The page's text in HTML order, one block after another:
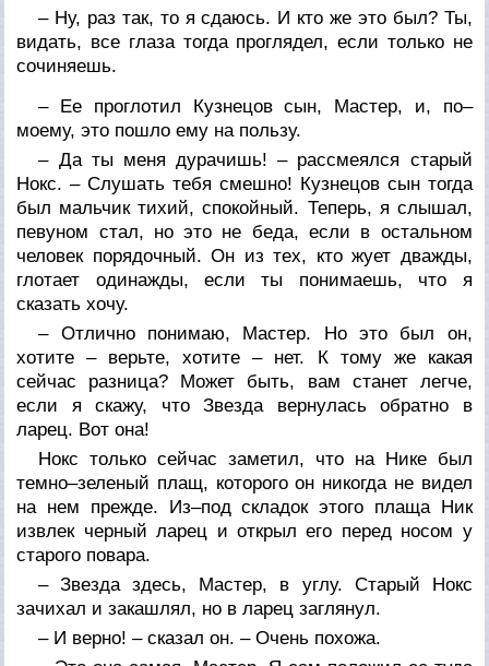
– Ну, раз так, то я сдаюсь. И кто же это был? Ты,
видать, все глаза тогда проглядел, если только не
сочиняешь.
– Ее проглотил Кузнецов сын, Мастер, и, по–
моему, это пошло ему на пользу.
– Да ты меня дурачишь! – рассмеялся старый
Нокс. – Слушать тебя смешно! Кузнецов сын тогда
был мальчик тихий, спокойный. Теперь, я слышал,
певуном стал, но это не беда, если в остальном
человек порядочный. Он из тех, кто жует дважды,
глотает одинажды, если ты понимаешь, что я
сказать хочу.
– Отлично понимаю, Мастер. Но это был он,
хотите – верьте, хотите – нет. К тому же какая
сейчас разница? Может быть, вам станет легче,
если я скажу, что Звезда вернулась обратно в
ларец. Вот она!
Нокс только сейчас заметил, что на Нике был
темно–зеленый плащ, которого он никогда не видел
на нем прежде. Из–под складок этого плаща Ник
извлек черный ларец и открыл его перед носом у
старого повара.
– Звезда здесь, Мастер, в углу. Старый Нокс
зачихал и закашлял, но в ларец заглянул.
– И верно! – сказал он. – Очень похожа.